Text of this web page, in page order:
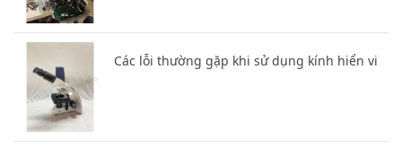
Các lỗi thường gặp khi sử dụng kính hiển vi